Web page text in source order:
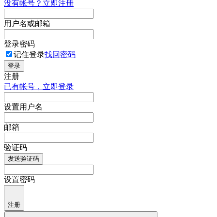
没有帐号？立即注册
用户名或邮箱
登录密码
记住登录找回密码
登录
注册
已有帐号，立即登录
设置用户名
邮箱
验证码
发送验证码
设置密码
注册